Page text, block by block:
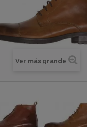
Ver más grande